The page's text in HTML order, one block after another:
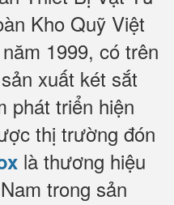
Kho Quỹ Việt
1999, có trên
xuất két sắt
phát triển hiện
thị trường đón
là thương hiệu
trong sản